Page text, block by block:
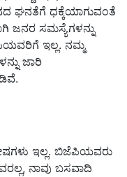
ಘನತೆಗೆ ಧಕ್ಕೆಯಾಗುವಂತೆ
ಜನರ ಸಮಸ್ಯೆಗಳನ್ನು
ಇಲ್ಲ. ನಮ್ಮ
ಜಾರಿ
ಇಲ್ಲ. ಬಿಜೆಪಿಯವರು
ನಾವು ಬಸವಾದಿ